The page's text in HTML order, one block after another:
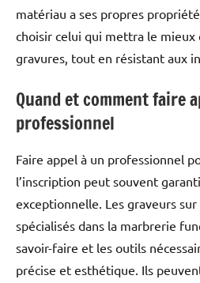
matériau a ses propres
choisir celui qui mettra le
gravures, tout en résistant aux
Quand et comment faire
professionnel
Faire appel à un professionnel
l’inscription peut souvent
exceptionnelle. Les graveurs
spécialisés dans la marbrerie
savoir-faire et les outils
précise et esthétique. Ils